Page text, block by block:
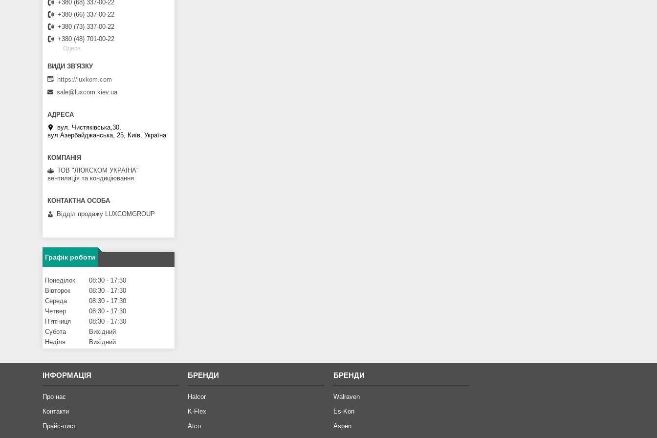
+380 (68) 337-00-22
+380 (66) 337-00-22
+380 (73) 337-00-22
+380 (48) 701-00-22
Одеса
https://luxkom.com
sale@luxcom.kiev.ua
вул. Чистяківська,30,
вул.Азербайджанська, 25, Київ, Україна
ТОВ "ЛЮКСКОМ УКРАЇНА"
вентиляція та кондиціювання
Відділ продажу LUXCOMGROUP
Графік роботи
Понеділок 08:30
17:30
Вівторок
08:30
17:30
Середа
08:30
17:30
Четвер
08:30
17:30
Пʼятниця
08:30
17:30
Субота
Вихідний
Неділя
Вихідний
ІНФОРМАЦІЯ
Про нас
Контакти
Прайс-лист
БРЕНДИ
Halcor
K-Flex
Atco
БРЕНДИ
Walraven
Es-Kon
Aspen